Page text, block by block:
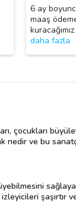
6 ay
maaş
daha fazla
çocukları
nedir ve bu
şaşırtır